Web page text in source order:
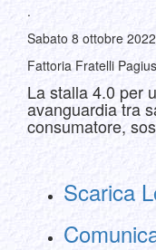
.
Sabato 8 ottobre
Fattoria Fratelli
La stalla 4.0 per
avanguardia tra
consumatore,
Scarica